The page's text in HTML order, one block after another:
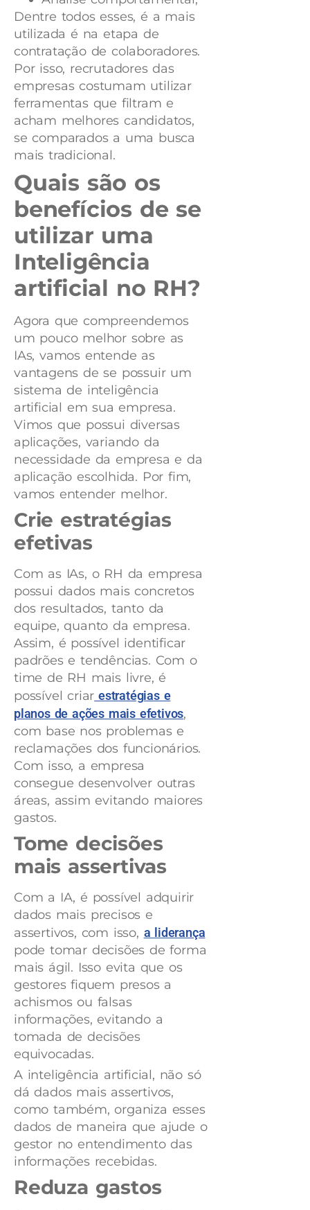
Dentre todos esses, é a mais
utilizada é na etapa de
contratação de colaboradores.
Por isso, recrutadores das
empresas costumam utilizar
ferramentas que filtram e
acham melhores candidatos,
se comparados a uma busca
mais tradicional.
Quais são os
benefícios de se
utilizar uma
Inteligência
artificial no RH?
Agora que compreendemos
um pouco melhor sobre as
IAs, vamos entende as
vantagens de se possuir um
sistema de inteligência
artificial em sua empresa.
Vimos que possui diversas
aplicações, variando da
necessidade da empresa e da
aplicação escolhida. Por fim,
vamos entender melhor.
Crie estratégias
efetivas
Com as IAs, o RH da empresa
possui dados mais concretos
dos resultados, tanto da
equipe, quanto da empresa.
Assim, é possível identificar
padrões e tendências. Com o
time de RH mais livre, é
possível criar estratégias e
planos de ações mais efetivos,
com base nos problemas e
reclamações dos funcionários.
Com isso, a empresa
consegue desenvolver outras
áreas, assim evitando maiores
gastos.
Tome decisões
mais assertivas
Com a IA, é possível adquirir
dados mais precisos e
assertivos, com isso, a liderança
pode tomar decisões de forma
mais ágil. Isso evita que os
gestores fiquem presos a
achismos ou falsas
informações, evitando a
tomada de decisões
equivocadas.
A inteligência artificial, não só
dá dados mais assertivos,
como também, organiza esses
dados de maneira que ajude o
gestor no entendimento das
informações recebidas.
Reduza gastos